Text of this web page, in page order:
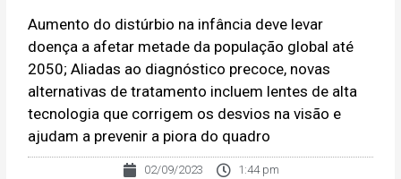
Aumento do distúrbio na infância deve levar
doença a afetar metade da população global até
2050; Aliadas ao diagnóstico precoce, novas
alternativas de tratamento incluem lentes de alta
tecnologia que corrigem os desvios na visão e
ajudam a prevenir a piora do quadro
02/09/2023 1:44 pm